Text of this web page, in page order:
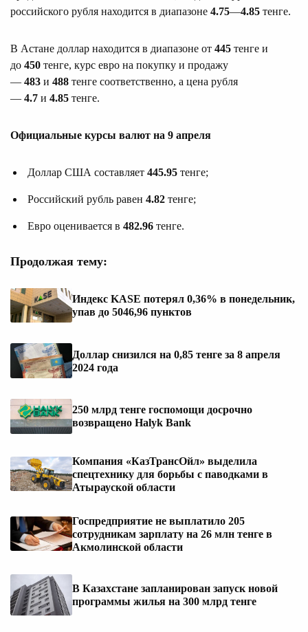
российского рубля находится в диапазоне 4.75—4.85 тенге.
В Астане доллар находится в диапазоне от 445 тенге и
до 450 тенге, курс евро на покупку и продажу
— 483 и 488 тенге соответственно, а цена рубля
— 4.7 и 4.85 тенге.
Официальные курсы валют на 9 апреля
Доллар США составляет 445.95 тенге;
Российский рубль равен 4.82 тенге;
Евро оценивается в 482.96 тенге.
Продолжая тему:
Индекс KASE потерял 0,36% в понедельник,
упав до 5046,96 пунктов
Доллар снизился на 0,85 тенге за 8 апреля
2024 года
250 млрд тенге госпомощи досрочно
возвращено Halyk Bank
Компания «КазТрансОйл» выделила
спецтехнику для борьбы с паводками в
Атырауской области
Госпредприятие не выплатило 205
сотрудникам зарплату на 26 млн тенге в
Акмолинской области
В Казахстане запланирован запуск новой
программы жилья на 300 млрд тенге